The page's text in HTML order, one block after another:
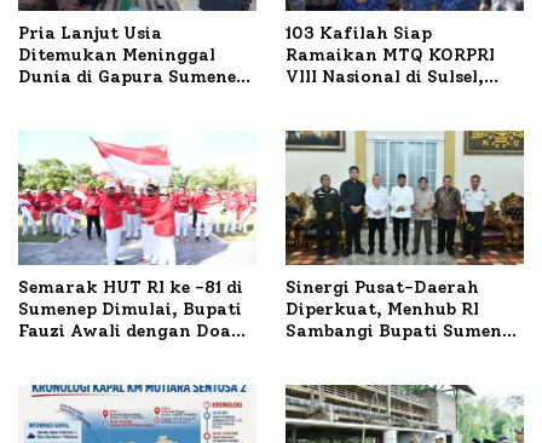
Pria Lanjut Usia
Ditemukan Meninggal
Dunia di Gapura Sumenep,
103 Kafilah Siap
Ramaikan MTQ KORPRI
VIII Nasional di Sulsel,
Semarak HUT RI ke -81 di
Sumenep Dimulai, Bupati
Fauzi Awali dengan Doa
Sinergi Pusat-Daerah
Diperkuat, Menhub RI
Sambangi Bupati Sumenep